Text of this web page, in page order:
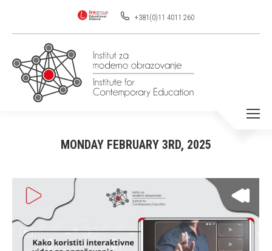
+381(0)11 4011 260
MONDAY FEBRUARY 3RD, 2025